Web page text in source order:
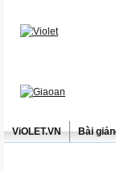
ViOLET.VN Bài